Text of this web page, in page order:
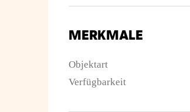
MERKMALE
Objektart
Verfügbarkeit